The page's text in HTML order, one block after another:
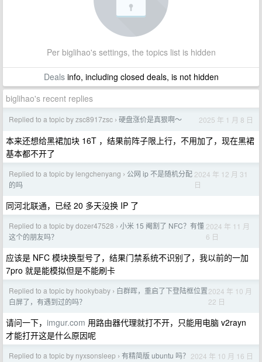
Per biglihao's settings, the topics list is hidden
Dealsinfo, including closed deals, is not hidden
biglihao's recent replies
Replied to a topic by zsc8917zsc › 硬盘涨价是真狠啊～ 2025 年 1 月 8 日
本来还想给黑裙加块 16T ，结果前阵子限上行，不用加了，现在黑裙
基本都不开了
Replied to a topic by lengchenyang › 公网 ip 不是随机分配
的吗
2024 年 12 月 31
日
同河北联通，已经 20 多天没换 IP 了
Replied to a topic by dozer47528 › 小米 15 阉割了 NFC？有懂
这个的朋友吗？
2024 年 11 月
6 日
应该是 NFC 模块换型号了，结果门禁系统不识别了，我以前的一加
7pro 就是能模拟但是不能刷卡
Replied to a topic by hookybaby › 白群晖，重启了下登陆框位置
白屏了，有遇到过的吗？
2024 年 10 月
22 日
请问一下， imgur.com 用路由器代理就打不开，只能用电脑 v2rayn
才能打开这是什么原因呢
Replied to a topic by nyxsonsleep › 有精简版 ubuntu 吗？ 2024 年 10 月 16 日